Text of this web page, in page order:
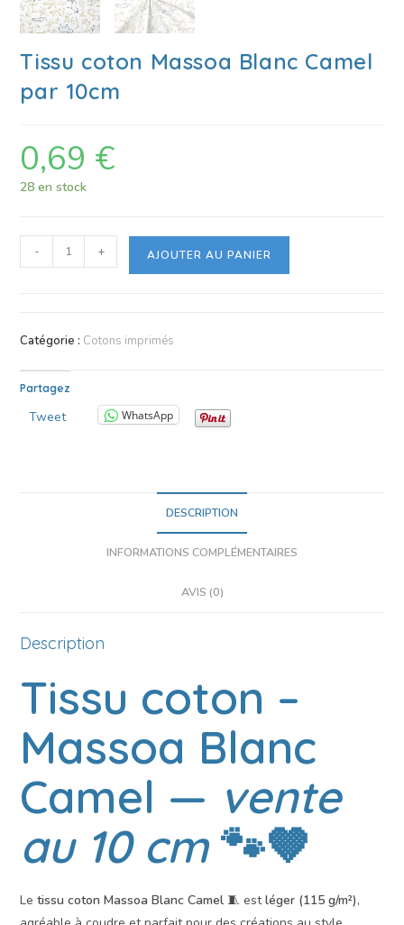
Tissu coton Massoa Blanc Camel
par 10cm
0,69 €
28 en stock
- + AJOUTER AU PANIER
Catégorie : Cotons imprimés
Partagez
Tweet WhatsApp
DESCRIPTION
INFORMATIONS COMPLÉMENTAIRES
AVIS (0)
Description
Tissu coton –
Massoa Blanc
Camel — vente
au 10 cm🐾🤎
Letissu coton Massoa Blanc Camel 🧵 estléger (115 g/m²),